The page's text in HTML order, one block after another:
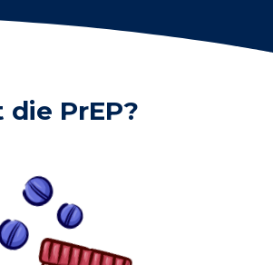
die PrEP?